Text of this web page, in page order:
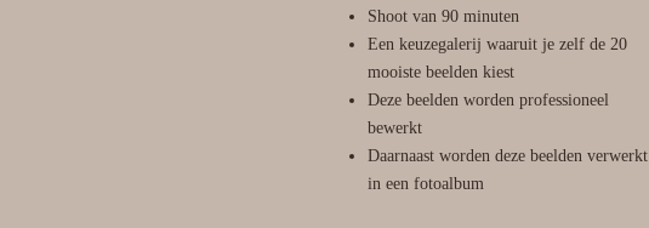
Shoot van 90 minuten
Een keuzegalerij waaruit je zelf de 20
mooiste beelden kiest
Deze beelden worden professioneel
bewerkt
Daarnaast worden deze beelden verwerkt
in een fotoalbum